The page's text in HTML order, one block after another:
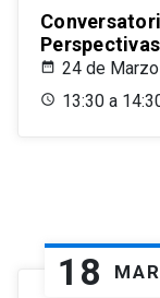
24 de
13:30 a
18 MAR